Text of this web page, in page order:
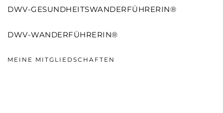
DWV-GESUNDHEITSWANDERFÜHRERIN®
DWV-WANDERFÜHRERIN®
MEINE MITGLIEDSCHAFTEN